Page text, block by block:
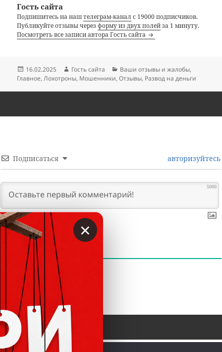
Гость сайта
Подпишитесь на наштелеграм-каналс 19000 подписчиков.
Публикуйте отзывы черезформу из двух полейза 1 минуту.
Посмотреть все записи автора Гость сайта
Опубликовано
16.02.2025 Автор
Гость сайта Рубрики
Ваши отзывы и жалобы,
Главное,Лохотроны, Мошенники,Отзывы, Развод на деньги
Подписаться авторизуйтесь
5000
КОММЕНТАРИИ
×